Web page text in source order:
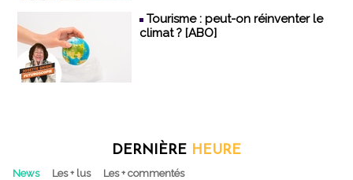
Tourisme : peut-on réinventer le
climat ? [ABO]
DERNIÈRE HEURE
News Les + lus Les + commentés